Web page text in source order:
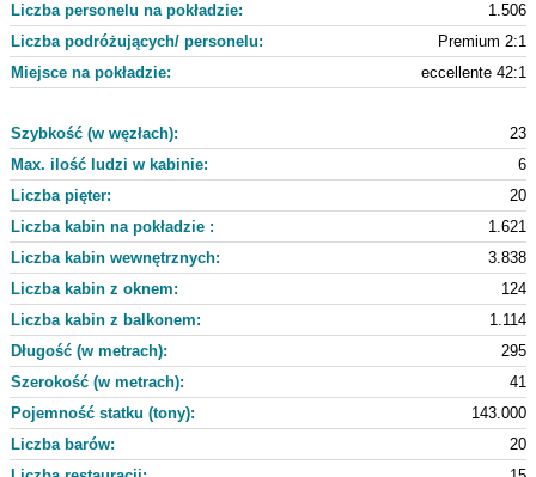
Liczba personelu na pokładzie:
1.506
Liczba podróżujących/ personelu:
Premium 2:1
Miejsce na pokładzie:
eccellente 42:1
23
Szybkość (w węzłach):
6
Max. ilość ludzi w kabinie:
Liczba pięter:
20
Liczba kabin na pokładzie :
1.621
Liczba kabin wewnętrznych:
3.838
Liczba kabin z oknem:
124
Liczba kabin z balkonem:
1.114
Długość (w metrach):
295
Szerokość (w metrach):
41
Pojemność statku (tony):
143.000
Liczba barów:
20